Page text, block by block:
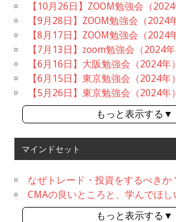
【10月26日】ZOOM勉強会（2024
【9月28日】ZOOM勉強会（2024年
【8月17日】ZOOM勉強会（2024年
【7月13日】zoom勉強会（2024年
【6月16日】大阪勉強会（2024年）
【6月15日】東京勉強会（2024年）
【5月26日】東京勉強会（2024年）
もっと表示する▼
マインドセット
なぜトレード・投資をするべきか
CMAの良いところと、学んでほし
もっと表示する▼